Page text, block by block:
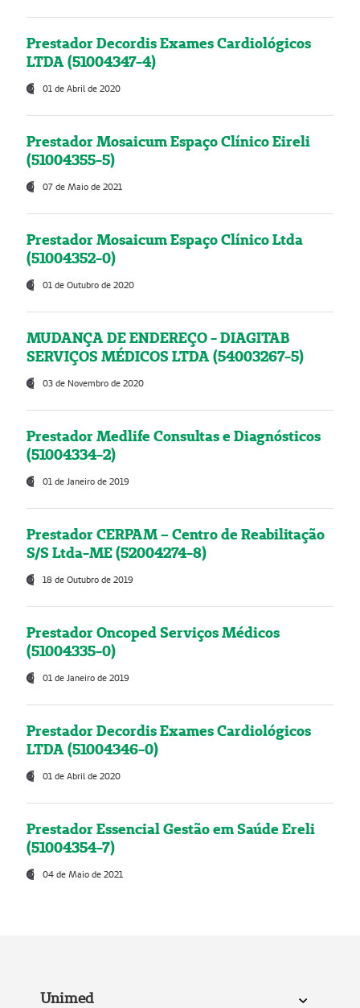
Prestador Decordis Exames Cardiológicos
LTDA (51004347-4)
01 de Abril de 2020
Prestador Mosaicum Espaço Clínico Eireli
(51004355-5)
07 de Maio de 2021
Prestador Mosaicum Espaço Clínico Ltda
(51004352-0)
01 de Outubro de 2020
MUDANÇA DE ENDEREÇO - DIAGITAB
SERVIÇOS MÉDICOS LTDA (54003267-5)
03 de Novembro de 2020
Prestador Medlife Consultas e Diagnósticos
(51004334-2)
01 de Janeiro de 2019
Prestador CERPAM – Centro de Reabilitação
S/S Ltda-ME (52004274-8)
18 de Outubro de 2019
Prestador Oncoped Serviços Médicos
(51004335-0)
01 de Janeiro de 2019
Prestador Decordis Exames Cardiológicos
LTDA (51004346-0)
01 de Abril de 2020
Prestador Essencial Gestão em Saúde Ereli
(51004354-7)
04 de Maio de 2021
Unimed